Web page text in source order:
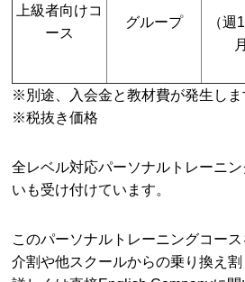
上級者向けコ
ース
グループ
（週
※別途、入会金と教材費が発生しま
※税抜き価格
全レベル対応パーソナルトレーニ
いも受け付けています。
このパーソナルトレーニングコー
介割や他スクールからの乗り換え割